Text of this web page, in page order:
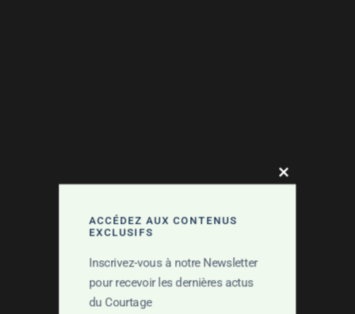
ACCÉDEZ AUX CONTENUS
EXCLUSIFS
Inscrivez-vous à notre Newsletter
pour recevoir les dernières actus